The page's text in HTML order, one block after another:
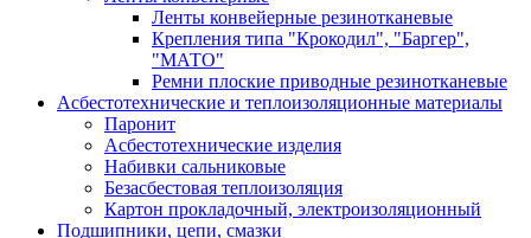
Ленты конвейерные резинотканевые
Крепления типа "Крокодил", "Баргер",
"МАТО"
Ремни плоские приводные резинотканевые
Асбестотехнические и теплоизоляционные материалы
Паронит
Асбестотехнические изделия
Набивки сальниковые
Безасбестовая теплоизоляция
Картон прокладочный, электроизоляционный
Подшипники, цепи, смазки